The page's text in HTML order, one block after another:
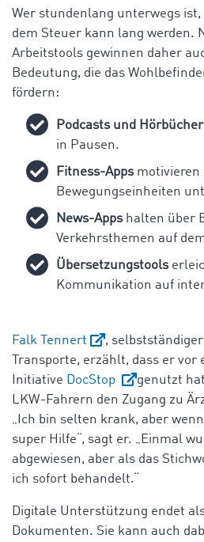
Wer stundenlang unterwegs
dem Steuer kann lang werden.
Arbeitstools gewinnen daher
Bedeutung, die das
fördern:
Podcasts und Hörbücher
in Pausen.
Fitness-Appsmotivieren
Bewegungseinheiten
News-Appshalten über
Verkehrsthemen auf
Übersetzungstools
Kommunikation auf
Falk Tennert
,
Transporte, erzählt, dass er vor
Initiative DocStop
genutzt
LKW-Fahrern den Zugang zu
„Ich bin selten krank, aber
super Hilfe“, sagt er. „Einmal
abgewiesen, aber als das
ich sofort behandelt.“
Digitale Unterstützung endet
Dokumenten. Sie kann auch